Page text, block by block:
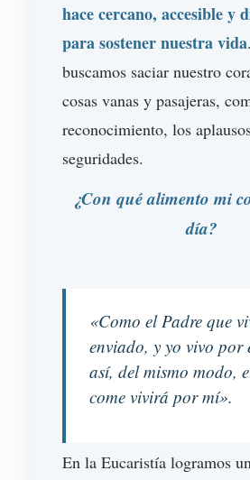
hace cercano, accesible y
para sostener nuestra vida
buscamos saciar nuestro
cosas vanas y pasajeras,
reconocimiento, los
seguridades.
¿Con qué alimento mi
día?
«Como el Padre que
enviado, y yo vivo por
así, del mismo modo,
come vivirá por mí».
En la Eucaristía logramos